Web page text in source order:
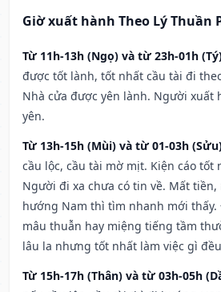
Giờ xuất hành Theo Lý Thuần
Từ 11h-13h (Ngọ) và từ 23h-01h
được tốt lành, tốt nhất cầu tài đi
Nhà cửa được yên lành. Người xuất
yên.
Từ 13h-15h (Mùi) và từ 01-03h
cầu lộc, cầu tài mờ mịt. Kiện cáo tốt
Người đi xa chưa có tin về. Mất
hướng Nam thì tìm nhanh mới
mâu thuẫn hay miệng tiếng tầm
lâu la nhưng tốt nhất làm việc gì
Từ 15h-17h (Thân) và từ 03h-05h